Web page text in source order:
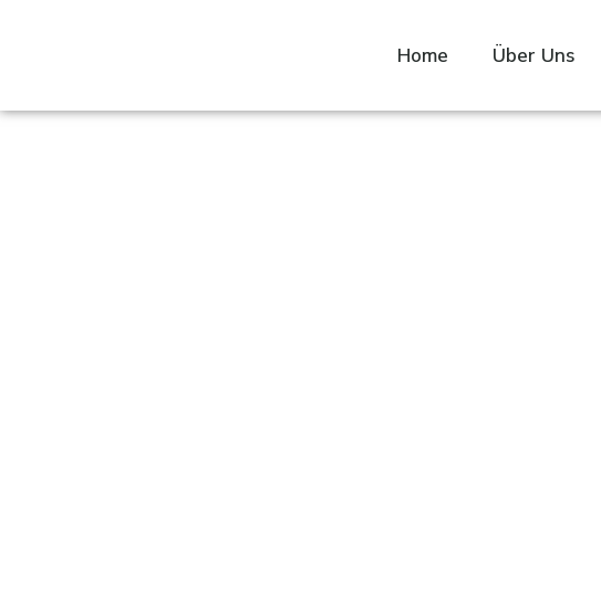
Home Über Uns